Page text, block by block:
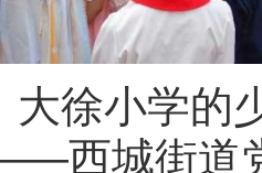
大徐小学的
西城街道